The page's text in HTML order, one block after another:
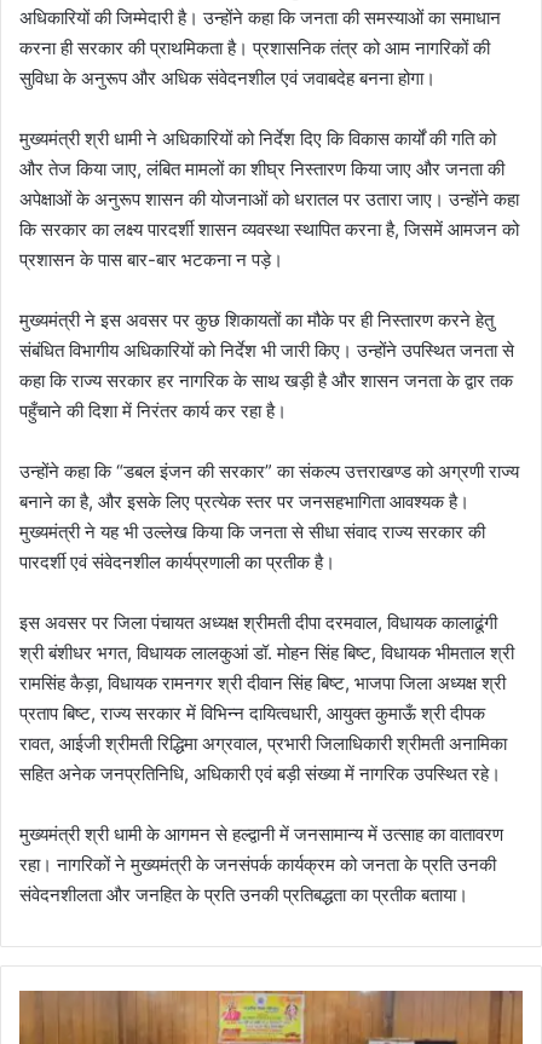
अधिकारियों की जिम्मेदारी है। उन्होंने कहा कि जनता की समस्याओं का समाधान
करना ही सरकार की प्राथमिकता है। प्रशासनिक तंत्र को आम नागरिकों की
सुविधा के अनुरूप और अधिक संवेदनशील एवं जवाबदेह बनना होगा।
मुख्यमंत्री श्री धामी ने अधिकारियों को निर्देश दिए कि विकास कार्यों की गति को
और तेज किया जाए, लंबित मामलों का शीघ्र निस्तारण किया जाए और जनता की
अपेक्षाओं के अनुरूप शासन की योजनाओं को धरातल पर उतारा जाए। उन्होंने कहा
कि सरकार का लक्ष्य पारदर्शी शासन व्यवस्था स्थापित करना है, जिसमें आमजन को
प्रशासन के पास बार-बार भटकना न पड़े।
मुख्यमंत्री ने इस अवसर पर कुछ शिकायतों का मौके पर ही निस्तारण करने हेतु
संबंधित विभागीय अधिकारियों को निर्देश भी जारी किए। उन्होंने उपस्थित जनता से
कहा कि राज्य सरकार हर नागरिक के साथ खड़ी है और शासन जनता के द्वार तक
पहुँचाने की दिशा में निरंतर कार्य कर रहा है।
उन्होंने कहा कि “डबल इंजन की सरकार” का संकल्प उत्तराखण्ड को अग्रणी राज्य
बनाने का है, और इसके लिए प्रत्येक स्तर पर जनसहभागिता आवश्यक है।
मुख्यमंत्री ने यह भी उल्लेख किया कि जनता से सीधा संवाद राज्य सरकार की
पारदर्शी एवं संवेदनशील कार्यप्रणाली का प्रतीक है।
इस अवसर पर जिला पंचायत अध्यक्ष श्रीमती दीपा दरमवाल, विधायक कालाढूंगी
श्री बंशीधर भगत, विधायक लालकुआं डॉ. मोहन सिंह बिष्ट, विधायक भीमताल श्री
रामसिंह कैड़ा, विधायक रामनगर श्री दीवान सिंह बिष्ट, भाजपा जिला अध्यक्ष श्री
प्रताप बिष्ट, राज्य सरकार में विभिन्न दायित्वधारी, आयुक्त कुमाऊँ श्री दीपक
रावत, आईजी श्रीमती रिद्धिमा अग्रवाल, प्रभारी जिलाधिकारी श्रीमती अनामिका
सहित अनेक जनप्रतिनिधि, अधिकारी एवं बड़ी संख्या में नागरिक उपस्थित रहे।
मुख्यमंत्री श्री धामी के आगमन से हल्द्वानी में जनसामान्य में उत्साह का वातावरण
रहा। नागरिकों ने मुख्यमंत्री के जनसंपर्क कार्यक्रम को जनता के प्रति उनकी
संवेदनशीलता और जनहित के प्रति उनकी प्रतिबद्धता का प्रतीक बताया।